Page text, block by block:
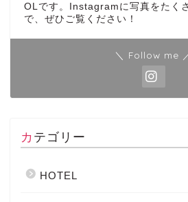
OLです。Instagramに写真をたく
で、ぜひご覧ください！
＼ Follow me
カテゴリー
HOTEL